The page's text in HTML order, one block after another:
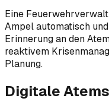
Eine
Ampel automatisch
Erinnerung an den
reaktivem
Planung.
Digitale